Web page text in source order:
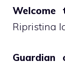
Welcome
Ripristina
Guardian